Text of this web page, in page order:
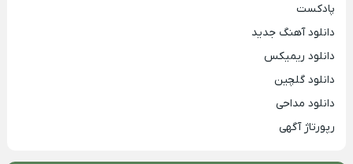
پادکست
دانلود آهنگ جدید
دانلود ریمیکس
دانلود گلچین
دانلود مداحی
رپورتاژ آگهی